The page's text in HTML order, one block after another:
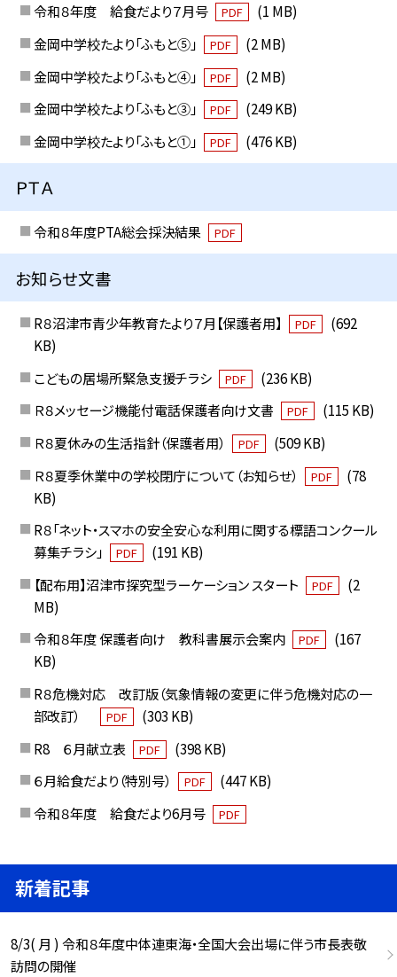
令和８年度 給食だより７月号 PDF
(1 MB)
金岡中学校たより「ふもと⑤」
PDF
(2 MB)
金岡中学校たより「ふもと④」
PDF
(2 MB)
金岡中学校たより「ふもと③」
PDF
(249 KB)
金岡中学校たより「ふもと①」
PDF (476 KB)
ＰＴＡ
令和８年度PTA総会採決結果 PDF
お知らせ文書
R８沼津市青少年教育たより７月【保護者用】 PDF
(692
KB)
こどもの居場所緊急支援チラシ
PDF
(236 KB)
Ｒ８メッセージ機能付電話保護者向け文書
PDF
(115 KB)
Ｒ８夏休みの生活指針（保護者用）
PDF
(509 KB)
Ｒ８夏季休業中の学校閉庁について（お知らせ）
PDF
(78
KB)
R８「ネット・スマホの安全安心な利用に関する標語コンクール
募集チラシ」
PDF
(191 KB)
【配布用】沼津市探究型ラーケーション スタート
PDF
(2
MB)
令和８年度 保護者向け 教科書展示会案内
PDF
(167
KB)
R８危機対応 改訂版（気象情報の変更に伴う危機対応の一
部改訂）
PDF
(303 KB)
R8 ６月献立表
PDF
(398 KB)
６月給食だより（特別号）
PDF
(447 KB)
令和８年度 給食だより6月号
PDF
新着記事
8/3( 月 ) 令和８年度中体連東海・全国大会出場に伴う市長表敬
訪問の開催